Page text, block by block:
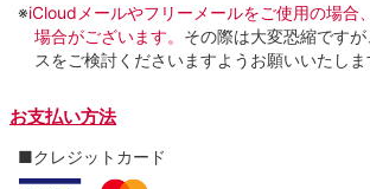
※iCloudメールやフリーメールをご使用の場合
場合がございます。 その際は大変恐縮です
スをご検討くださいますようお願いいたしま
お支払い方法
■クレジットカード